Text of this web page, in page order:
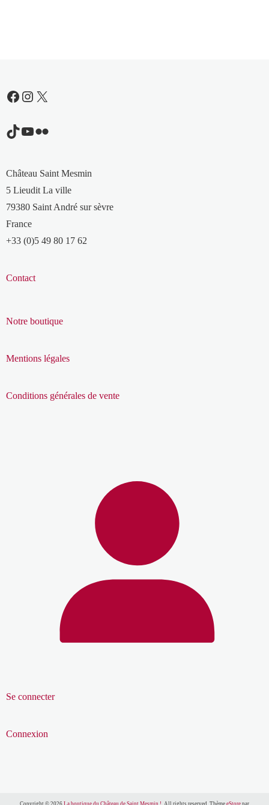
Facebook
Instagram
X
TikTok
YouTube
Flickr
Château Saint Mesmin
5 Lieudit La ville
79380 Saint André sur sèvre
France
+33 (0)5 49 80 17 62
Contact
Notre boutique
Mentions légales
Conditions générales de vente
Se connecter
Connexion
Copyright © 2026 La boutique du Château de Saint Mesmin ! . All rights reserved. Thème eStorepar